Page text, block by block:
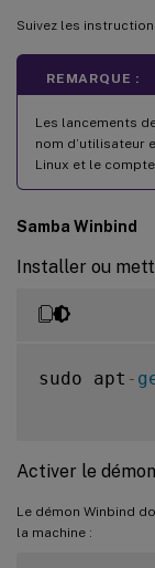
Suivez les
REMARQUE :
Les lancements
nom d’utilisateur
Linux et le compte
Samba Winbind
Installer ou
sudo apt -
Activer le
Le démon Winbind
la machine :